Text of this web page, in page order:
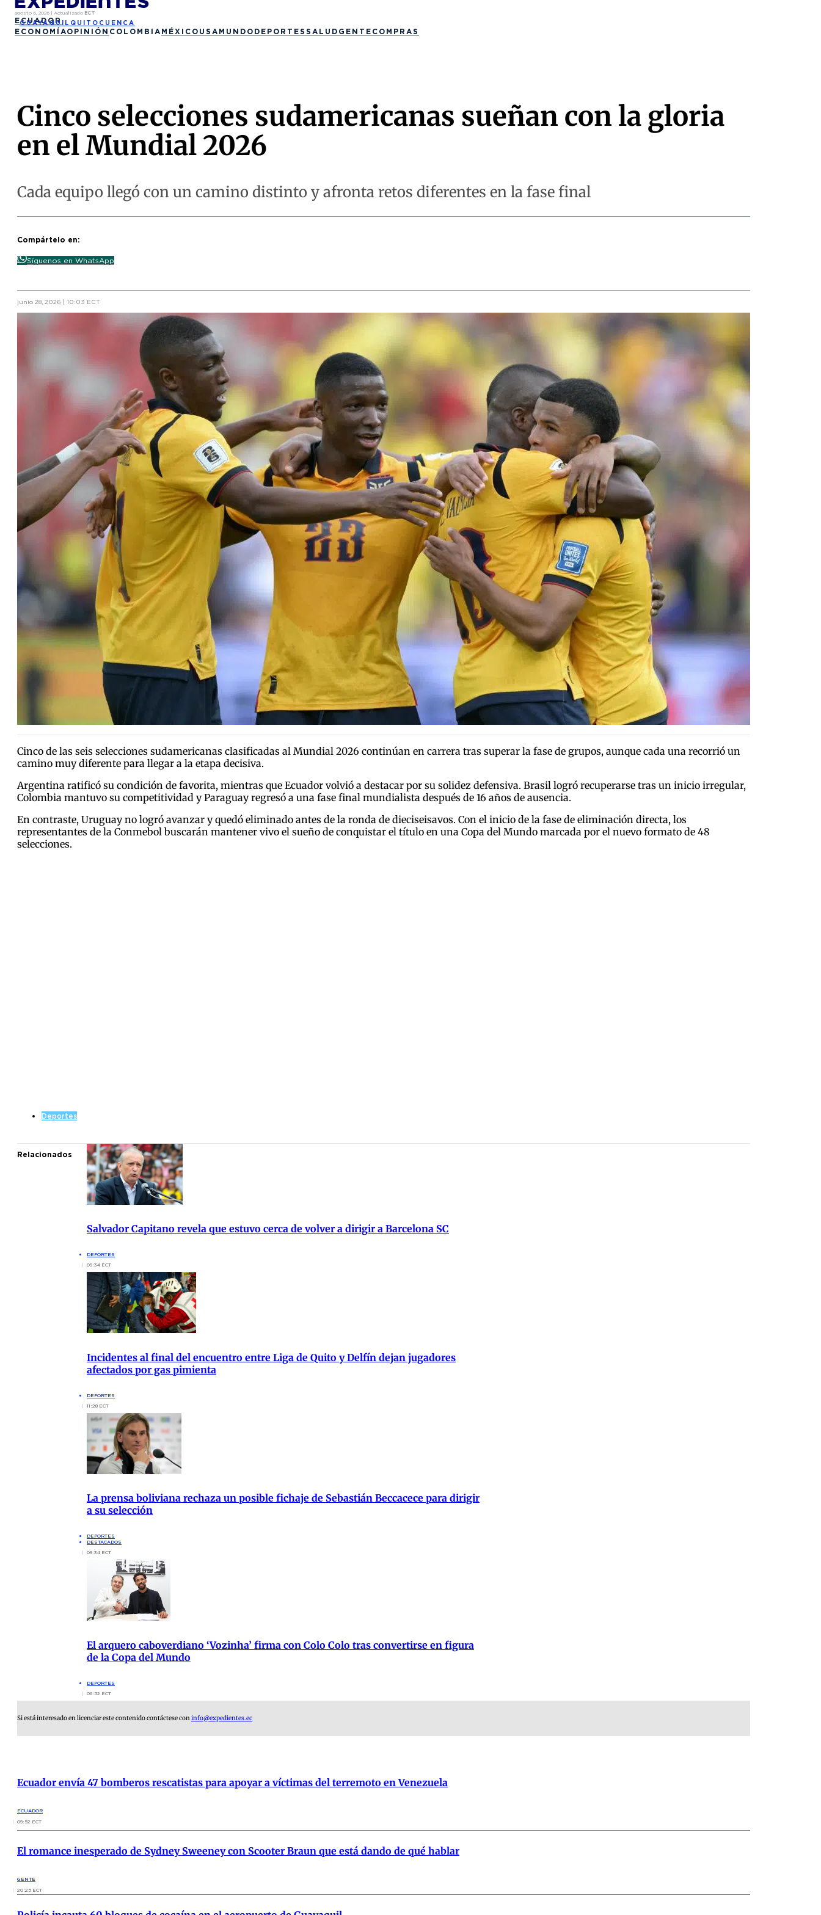
agosto 6, 2026 | Actualizado ECT
ECUADOR
GUAYAQUIL QUITO CUENCA
ECONOMÍAOPINIÓN COLOMBIA MÉXICO USA MUNDO DEPORTES SALUD GENTE COMPRAS
Cinco selecciones sudamericanas sueñan con la gloria
en el Mundial 2026
Cada equipo llegó con un camino distinto y afronta retos diferentes en la fase final
Compártelo en:
Síguenos en WhatsApp
junio 28, 2026 | 10:03 ECT
Cinco de las seis selecciones sudamericanas clasificadas al Mundial 2026 continúan en carrera tras superar la fase de grupos, aunque cada una recorrió un
camino muy diferente para llegar a la etapa decisiva.
Argentina ratificó su condición de favorita, mientras que Ecuador volvió a destacar por su solidez defensiva. Brasil logró recuperarse tras un inicio irregular,
Colombia mantuvo su competitividad y Paraguay regresó a una fase final mundialista después de 16 años de ausencia.
En contraste, Uruguay no logró avanzar y quedó eliminado antes de la ronda de dieciseisavos. Con el inicio de la fase de eliminación directa, los
representantes de la Conmebol buscarán mantener vivo el sueño de conquistar el título en una Copa del Mundo marcada por el nuevo formato de 48
selecciones.
Deportes
Relacionados
Salvador Capitano revela que estuvo cerca de volver a dirigir a Barcelona SC
DEPORTES
09:34 ECT
Incidentes al final del encuentro entre Liga de Quito y Delfín dejan jugadores
afectados por gas pimienta
DEPORTES
11:28 ECT
La prensa boliviana rechaza un posible fichaje de Sebastián Beccacece para dirigir
a su selección
DEPORTES
DESTACADOS
09:34 ECT
El arquero caboverdiano ‘Vozinha’ firma con Colo Colo tras convertirse en figura
de la Copa del Mundo
DEPORTES
06:52 ECT
Si está interesado en licenciar este contenido contáctese coninfo@expedientes.ec
Ecuador envía 47 bomberos rescatistas para apoyar a víctimas del terremoto en Venezuela
ECUADOR
09:52 ECT
El romance inesperado de Sydney Sweeney con Scooter Braun que está dando de qué hablar
GENTE
20:25 ECT